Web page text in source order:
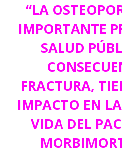
“LA
IMPORTANTE
SALUD
FRACTURA,
IMPACTO EN
VIDA DEL